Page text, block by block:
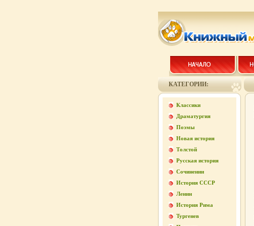
КАТЕГОРИИ:
Классики
Драматургия
Поэмы
Новая история
Толстой
Русская история
Сочинении
История СССР
Ленин
История Рима
Тургенев